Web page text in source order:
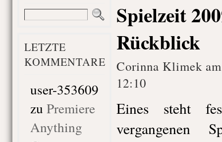
LETZTE
KOMMENTARE
user-353609
zu Premiere
Anything
Spielzeit
Rückblick
Corinna Klimek
12:10
Eines steht
vergangenen